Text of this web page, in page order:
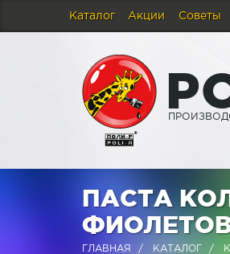
Каталог Акции Советы
P
ПАСТА
ГЛАВНАЯ КАТАЛОГ